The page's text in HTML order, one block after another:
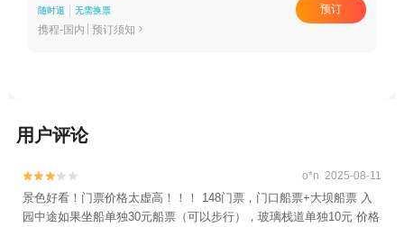
随时退 无需换票
携程-国内 预订须知 
预订
用户评论

 o*n 2025-08-11
景色好看！门票价格太虚高！！！ 148门票，门口船票+大坝船票 入
园中途如果坐船单独30元船票（可以步行），玻璃栈道单独10元 价格